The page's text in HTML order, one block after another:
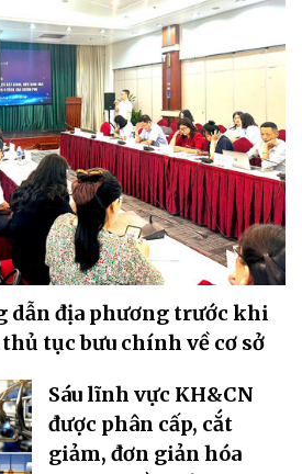
dẫn địa phương trước khi
tục bưu chính về cơ sở
Sáu lĩnh vực KH&CN
được phân cấp, cắt
giảm, đơn giản hóa